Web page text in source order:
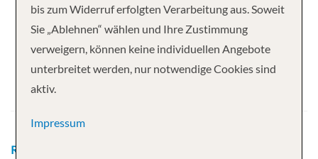
Ihre Kreuzfahrt
12 NächteScenic Spirit
Abfahrt
Route
bis zum Widerruf erfolgten Verarbeitung aus. Soweit
Sie „Ablehnen“ wählen und Ihre Zustimmung
verweigern, können keine individuellen Angebote
unterbreitet werden, nur notwendige Cookies sind
aktiv.
Impressum